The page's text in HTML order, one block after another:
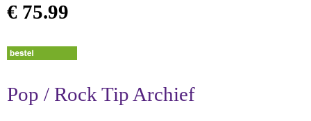
€ 75.99
Pop / Rock Tip Archief